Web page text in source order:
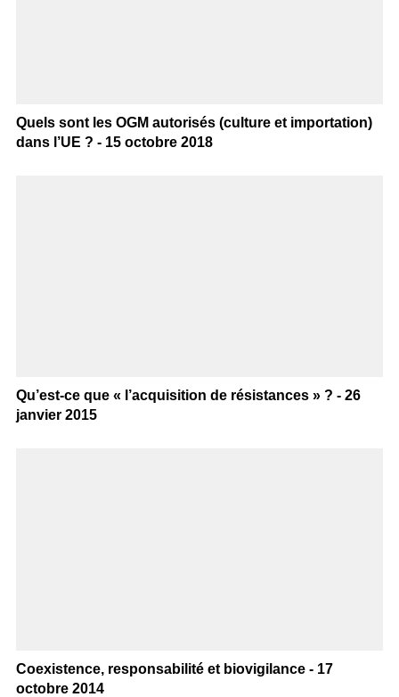
Quels sont les OGM autorisés (culture et importation)
dans l’UE ? - 15 octobre 2018
Qu’est-ce que « l’acquisition de résistances » ? - 26
janvier 2015
Coexistence, responsabilité et biovigilance - 17
octobre 2014